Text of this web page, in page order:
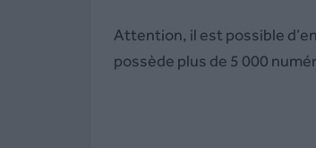
Attention, il est possible
possède plus de 5 000